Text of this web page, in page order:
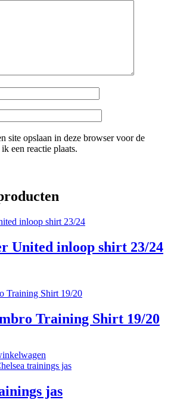
site opslaan in deze browser voor de
een reactie plaats.
United inloop shirt 23/24
Training Shirt 19/20
jas